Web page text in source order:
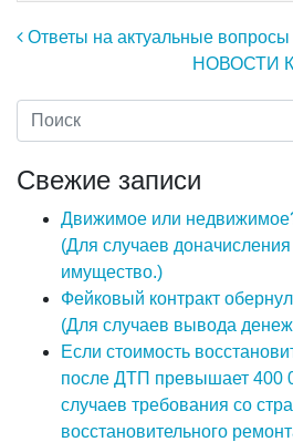
Навигация по
Ответы на актуальные вопросы
НОВОСТИ
Свежие записи
Движимое или
(Для случаев
имущество.)
Фейковый контракт
(Для случаев вывода
Если стоимость
после ДТП превышает 400
случаев требования со
восстановительного